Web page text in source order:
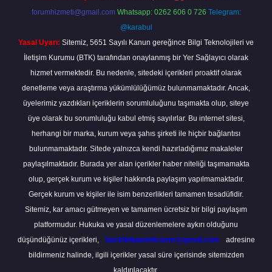
forumhizmeti@gmail.com Whatsapp: 0262 606 0 726 Telegram:
@karabul
Yasal Uyarı: Sitemiz, 5651 Sayılı Kanun gereğince Bilgi Teknolojileri ve
İletişim Kurumu (BTK) tarafından onaylanmış bir Yer Sağlayıcı olarak
hizmet vermektedir. Bu nedenle, sitedeki içerikleri proaktif olarak
denetleme veya araştırma yükümlülüğümüz bulunmamaktadır. Ancak,
üyelerimiz yazdıkları içeriklerin sorumluluğunu taşımakta olup, siteye
üye olarak bu sorumluluğu kabul etmiş sayılırlar. Bu internet sitesi,
herhangi bir marka, kurum veya şahıs şirketi ile hiçbir bağlantısı
bulunmamaktadır. Sitede yalnızca kendi hazırladığımız makaleler
paylaşılmaktadır. Burada yer alan içerikler haber niteliği taşımamakta
olup, gerçek kurum ve kişiler hakkında paylaşım yapılmamaktadır.
Gerçek kurum ve kişiler ile isim benzerlikleri tamamen tesadüfidir.
Sitemiz, kar amacı gütmeyen ve tamamen ücretsiz bir bilgi paylaşım
platformudur. Hukuka ve yasal düzenlemelere aykırı olduğunu
düşündüğünüz içerikleri,
backlinkpanelicomtr@gmail.com
adresine
bildirmeniz halinde, ilgili içerikler yasal süre içerisinde sitemizden
kaldırılacaktır.